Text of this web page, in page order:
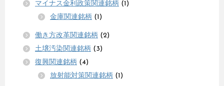
マイナス金利政策関連銘柄 (1)
金庫関連銘柄 (1)
働き方改革関連銘柄 (2)
土壌汚染関連銘柄 (3)
復興関連銘柄 (4)
放射能対策関連銘柄 (1)